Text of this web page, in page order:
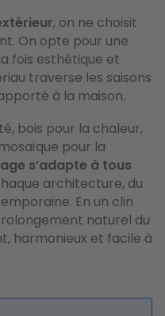
, on ne choisit
On opte pour une
fois esthétique et
traverse les saisons
à la maison.
bois pour la chaleur,
pour la
s’adapte à tous
architecture, du
En un clin
naturel du
harmonieux et facile à